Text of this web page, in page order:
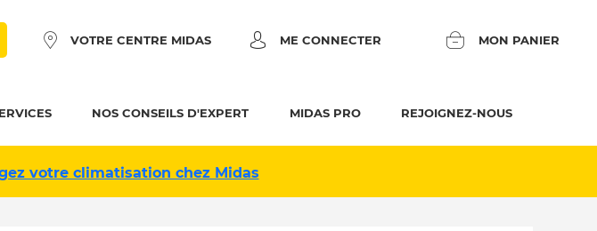
VOTRE CENTRE MIDAS ME CONNECTER MON PANIER
NOS CONSEILS D'EXPERT MIDAS PRO REJOIGNEZ-NOUS
votre climatisation chez Midas